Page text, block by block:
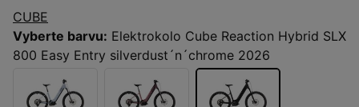
CUBE
Vyberte barvu: Elektrokolo Cube Reaction Hybrid SLX
800 Easy Entry silverdust´n´chrome 2026